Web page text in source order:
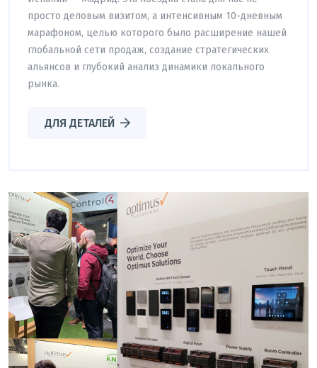
просто деловым визитом, а интенсивным 10-дневным
марафоном, целью которого было расширение нашей
глобальной сети продаж, создание стратегических
альянсов и глубокий анализ динамики локального
рынка.
ДЛЯ ДЕТАЛЕЙ